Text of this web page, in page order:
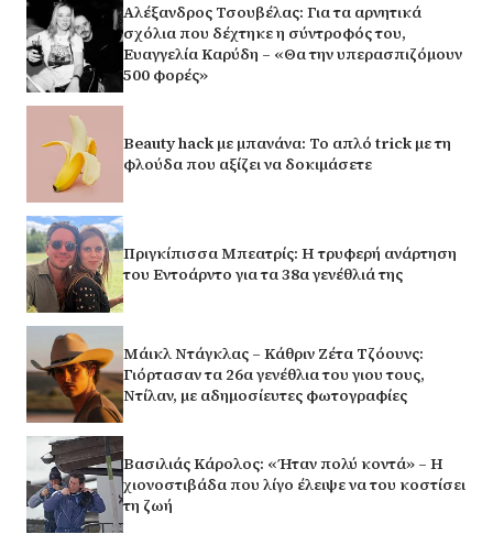
Αλέξανδρος Τσουβέλας: Για τα αρνητικά
σχόλια που δέχτηκε η σύντροφός του,
Ευαγγελία Καρύδη – «Θα την υπερασπιζόμουν
500 φορές»
Beauty hack με μπανάνα: Το απλό trick με τη
φλούδα που αξίζει να δοκιμάσετε
Πριγκίπισσα Μπεατρίς: Η τρυφερή ανάρτηση
του Εντοάρντο για τα 38α γενέθλιά της
Μάικλ Ντάγκλας – Κάθριν Ζέτα Τζόουνς:
Γιόρτασαν τα 26α γενέθλια του γιου τους,
Ντίλαν, με αδημοσίευτες φωτογραφίες
Βασιλιάς Κάρολος: «Ήταν πολύ κοντά» – Η
χιονοστιβάδα που λίγο έλειψε να του κοστίσει
τη ζωή